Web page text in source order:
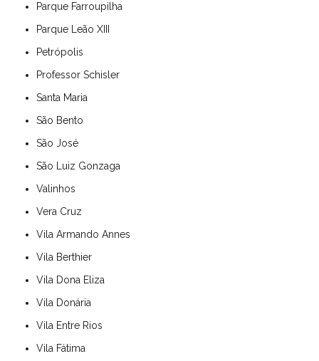
Parque Farroupilha
Parque Leão XIII
Petrópolis
Professor Schisler
Santa Maria
São Bento
São José
São Luiz Gonzaga
Valinhos
Vera Cruz
Vila Armando Annes
Vila Berthier
Vila Dona Eliza
Vila Donária
Vila Entre Rios
Vila Fátima